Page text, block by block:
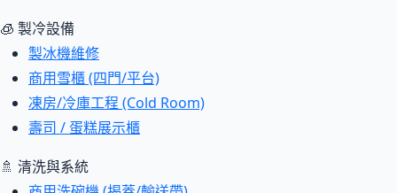
🧊 製冷設備
製冰機維修
商用雪櫃 (四門/平台)
凍房/冷庫工程 (Cold Room)
壽司 / 蛋糕展示櫃
🚿 清洗與系統